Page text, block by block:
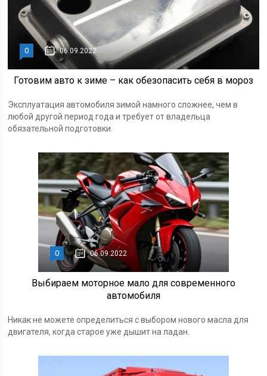
0 06.09.2022
Готовим авто к зиме – как обезопасить себя в мороз
Эксплуатация автомобиля зимой намного сложнее, чем в
любой другой период года и требует от владельца
обязательной подготовки.
0 06.09.2022
Выбираем моторное мало для современного
автомобиля
Никак не можете определиться с выбором нового масла для
двигателя, когда старое уже дышит на ладан.